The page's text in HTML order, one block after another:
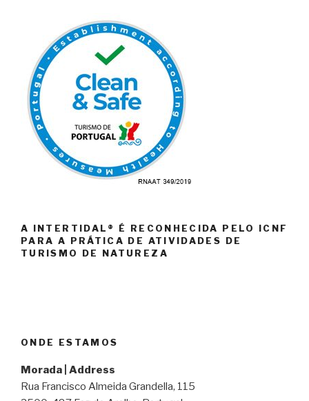
A INTERTIDAL® É RECONHECIDA PELO ICNF
PARA A PRÁTICA DE ATIVIDADES DE
TURISMO DE NATUREZA
ONDE ESTAMOS
Morada | Address
Rua Francisco Almeida Grandella, 115